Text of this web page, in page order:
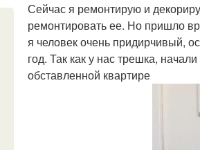
Сейчас я ремонтирую и
ремонтировать ее. Но пришло
я человек очень придирчивый,
год. Так как у нас трешка,
обставленной квартире